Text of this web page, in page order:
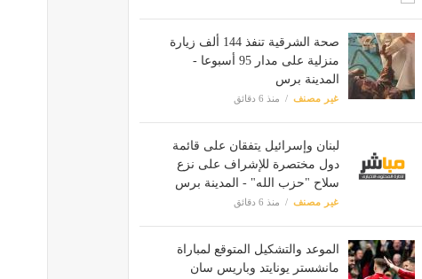
صحة الشرقية تنفذ 144 ألف زيارة
منزلية على مدار 95 أسبوعا -
المدينة برس
غير مصنف منذ 6 دقائق
لبنان وإسرائيل يتفقان على قائمة
دول مختصرة للإشراف على نزع
سلاح "حزب الله" - المدينة برس
غير مصنف منذ 6 دقائق
الموعد والتشكيل المتوقع لمباراة
مانشستر يونايتد وباريس سان